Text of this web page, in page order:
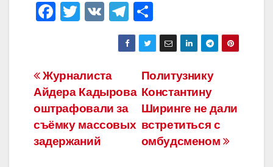
F
e
b
o
o
k
T
er
V
T
el
e
gr
a
m
тп
р
а
в
и
ть
Навигация
по
записям
Политузнику
Константину
Ширинге не дали
встретиться с
омбудсменом
Журналиста
Айдера Кадырова
оштрафовали за
съёмку массовых
задержаний